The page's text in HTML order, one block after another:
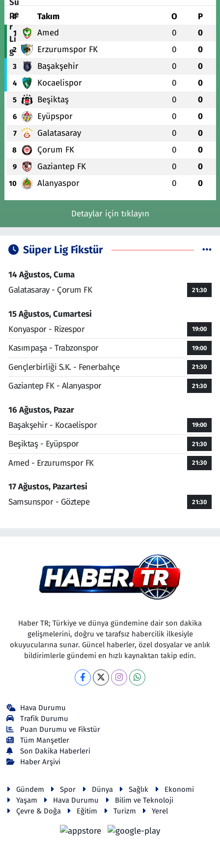
# Takım O P
1 Amed 0 0
2 Erzurumspor FK 0 0
3 Başakşehir 0 0
4 Kocaelispor 0 0
5 Beşiktaş 0 0
6 Eyüpspor 0 0
7 Galatasaray 0 0
8 Çorum FK 0 0
9 Gaziantep FK 0 0
10 Alanyaspor 0 0
Detaylar için tıklayın
Süper Lig Fikstür
14 Ağustos, Cuma
Galatasaray - Çorum FK
21:30
15 Ağustos, Cumartesi
Konyaspor - Rizespor
19:00
Kasımpaşa - Trabzonspor 19:00
Gençlerbirliği S.K. - Fenerbahçe 21:30
Gaziantep FK - Alanyaspor 21:30
16 Ağustos, Pazar
Başakşehir - Kocaelispor
19:00
Beşiktaş - Eyüpspor 21:30
Amed - Erzurumspor FK 21:30
17 Ağustos, Pazartesi
Samsunspor - Göztepe
21:30
Haber TR; Türkiye ve dünya gündemine dair son dakika
gelişmelerini, doğru ve tarafsız habercilik ilkesiyle
okuyucularına sunar. Güncel haberler, özel dosyalar ve anlık
bildirimlerle gündemi en hızlı kaynaktan takip edin.
Hava Durumu
Trafik Durumu
Puan Durumu ve Fikstür
Tüm Manşetler
Son Dakika Haberleri
Haber Arşivi
Gündem Spor Dünya Sağlık
Ekonomi
Yaşam
Hava Durumu
Bilim ve Teknoloji
Çevre & Doğa
Eğitim Turizm Yerel